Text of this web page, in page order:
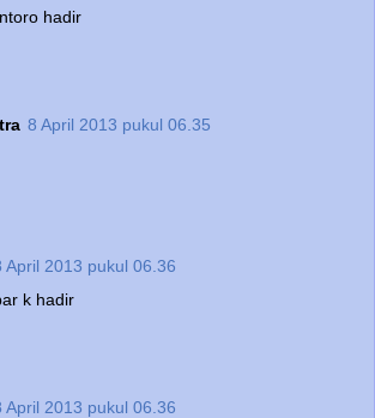
hadir
8 April 2013 pukul 06.35
April 2013 pukul 06.36
k hadir
April 2013 pukul 06.36